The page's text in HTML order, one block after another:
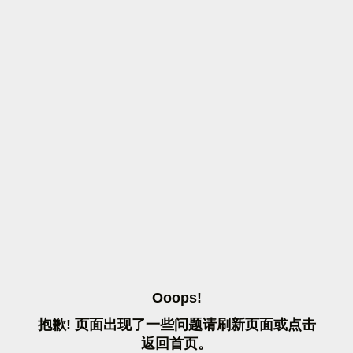
OOOPS!
抱歉! 页面出现了一些问题请刷 新页面或点击
返 回首页。